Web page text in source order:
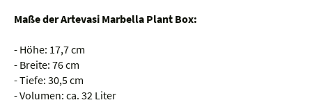
Maße der Artevasi Marbella Plant Box:
- Höhe: 17,7 cm
- Breite: 76 cm
- Tiefe: 30,5 cm
- Volumen: ca. 32 Liter